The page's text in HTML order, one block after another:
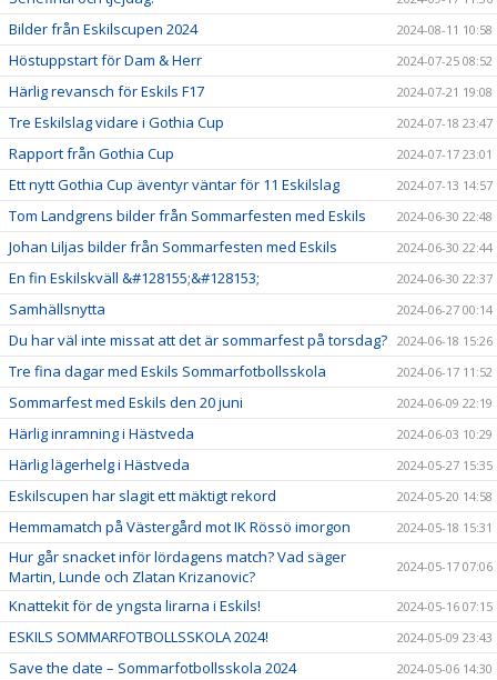
Bilder från Eskilscupen 2024 2024-08-11 10:58
Höstuppstart för Dam & Herr 2024-07-25 08:52
Härlig revansch för Eskils F17 2024-07-21 19:08
Tre Eskilslag vidare i Gothia Cup 2024-07-18 23:47
Rapport från Gothia Cup 2024-07-17 23:01
Ett nytt Gothia Cup äventyr väntar för 11 Eskilslag 2024-07-13 14:57
Tom Landgrens bilder från Sommarfesten med Eskils 2024-06-30 22:48
Johan Liljas bilder från Sommarfesten med Eskils 2024-06-30 22:44
En fin Eskilskväll &#128155;&#128153; 2024-06-30 22:37
Samhällsnytta 2024-06-27 00:14
Du har väl inte missat att det är sommarfest på torsdag? 2024-06-18 15:26
Tre fina dagar med Eskils Sommarfotbollsskola 2024-06-17 11:52
Sommarfest med Eskils den 20 juni 2024-06-09 22:19
Härlig inramning i Hästveda 2024-06-03 10:29
Härlig lägerhelg i Hästveda 2024-05-27 15:35
Eskilscupen har slagit ett mäktigt rekord 2024-05-20 14:58
Hemmamatch på Västergård mot IK Rössö imorgon 2024-05-18 15:31
Hur går snacket inför lördagens match? Vad säger
Martin, Lunde och Zlatan Krizanovic?
2024-05-17 07:06
Knattekit för de yngsta lirarna i Eskils! 2024-05-16 07:15
ESKILS SOMMARFOTBOLLSSKOLA 2024! 2024-05-09 23:43
Save the date – Sommarfotbollsskola 2024 2024-05-06 14:30